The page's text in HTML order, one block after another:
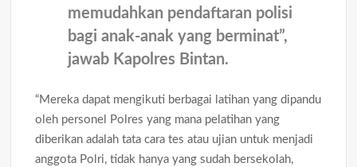
memudahkan pendaftaran polisi
bagi anak-anak yang berminat”,
jawab Kapolres Bintan.
“Mereka dapat mengikuti berbagai latihan yang dipandu
oleh personel Polres yang mana pelatihan yang
diberikan adalah tata cara tes atau ujian untuk menjadi
anggota Polri, tidak hanya yang sudah bersekolah,